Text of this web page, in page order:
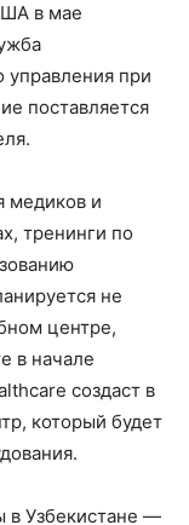
в мае
управления при
поставляется
медиков и
тренинги по
не
центре,
в начале
создаст в
который будет
в Узбекистане —